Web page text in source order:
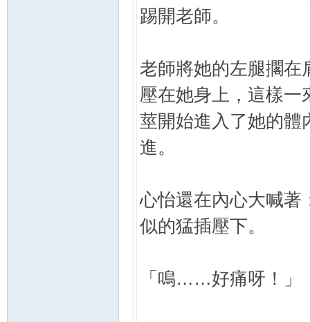
踢開老師。
老師將她的左腿擱在
壓在她身上，這樣一
莖開始進入了她的體
進。
心怡還在內心大喊
似的猛插壓下。
「鳴……好痛呀！」